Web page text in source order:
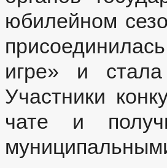
юбилейном
игре» и
Участники
чате и